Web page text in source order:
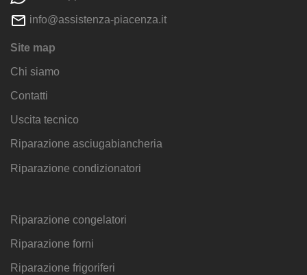
info@assistenza-piacenza.it
Site map
Chi siamo
Contatti
Uscita tecnico
Riparazione asciugabiancheria
Riparazione condizionatori
Riparazione congelatori
Riparazione forni
Riparazione frigoriferi